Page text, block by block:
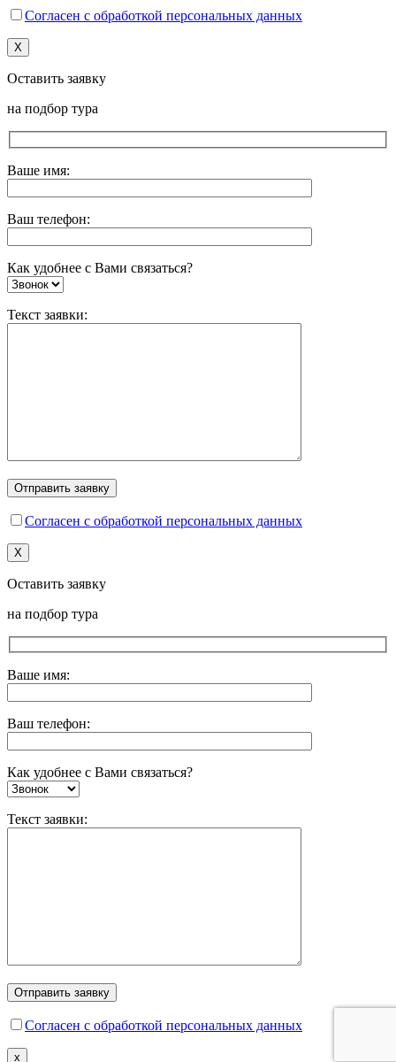
Согласен с обработкой персональных данных
X
Оставить заявку
на подбор тура
Ваше имя:
Ваш телефон:
Как удобнее с Вами связаться?
Текст заявки:
Согласен с обработкой персональных данных
X
Оставить заявку
на подбор тура
Ваше имя:
Ваш телефон:
Как удобнее с Вами связаться?
Текст заявки:
Согласен с обработкой персональных данных
x